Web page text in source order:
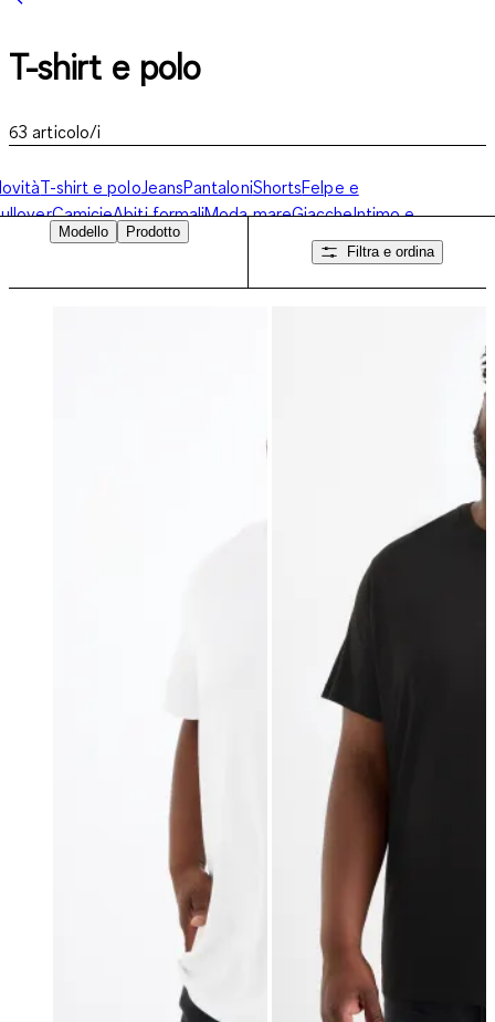
T-shirt e polo
63 articolo/i
T-shirt e polo JeansPantaloniShortsFelpe e
CamicieAbiti formaliModa mareGiaccheIntimo e
Accessori e scarpe
Modello
Prodotto
Filtra e ordina